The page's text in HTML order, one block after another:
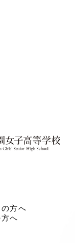
方へ
へ